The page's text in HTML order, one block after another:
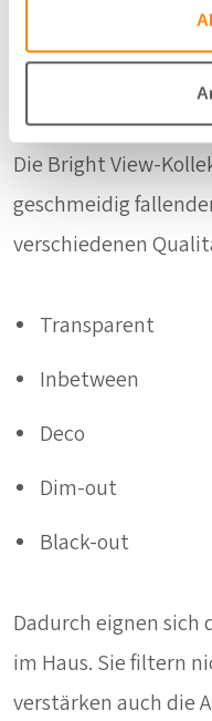
damit ein klares
Vorhänge, die
filtern
Die Bright View-
geschmeidig
verschiedenen
Transparent
Inbetween
Deco
Dim-out
Black-out
Dadurch eignen sich
im Haus. Sie filtern
verstärken auch die